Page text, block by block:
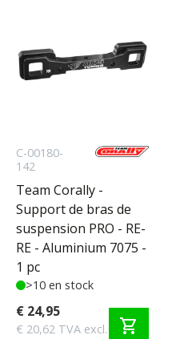
C-00180-
142
Team Corally -
Support de bras de
suspension PRO - RE-
RE - Aluminium 7075 -
1 pc
>10 en stock
€ 24,95
€ 20,62 TVA excl. shopping_cart